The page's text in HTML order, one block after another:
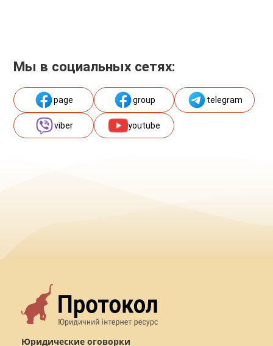
Мы в социальных сетях:
page group telegram
viber youtube
Юридические оговорки